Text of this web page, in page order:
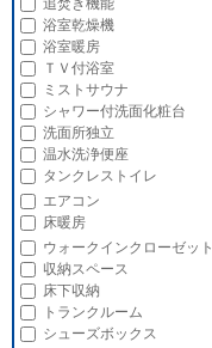
追焚き機能
浴室乾燥機
浴室暖房
ＴＶ付浴室
ミストサウナ
シャワー付洗面化粧台
洗面所独立
温水洗浄便座
タンクレストイレ
エアコン
床暖房
ウォークインクローゼット
収納スペース
床下収納
トランクルーム
シューズボックス